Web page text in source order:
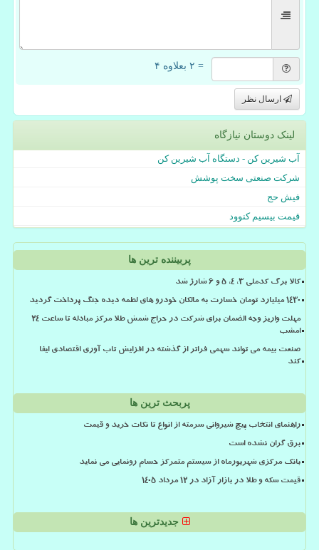
= ۲ بعلاوه ۴
ارسال نظر
لینک دوستان نیازگاه
آب شیرین کن - دستگاه آب شیرین کن
شرکت صنعتی سخت پوشش
فیش حج
قیمت بیسیم کنوود
پربیننده ترین ها
کالا برگ کدملی 3، 4، 5 و 6 شارژ شد
۱۴۳۰ میلیارد تومان خسارت به مالکان خودرو های لطمه دیده جنگ پرداخت گردید
مهلت واریز وجه الضمان برای شرکت در حراج شمش طلا مرکز مبادله تا ساعت ۲۴
امشب
صنعت بیمه می تواند سهمی فراتر از گذشته در افزایش تاب آوری اقتصادی ایفا
کند
پربحث ترین ها
راهنمای انتخاب پیچ شیروانی سرمته از انواع تا نکات خرید و قیمت
برق گران نشده است
بانک مرکزی شهریورماه از سیستم متمرکز حسام رونمایی می نماید
قیمت سکه و طلا در بازار آزاد در ۱۲ مرداد ۱۴۰۵
جدیدترین ها